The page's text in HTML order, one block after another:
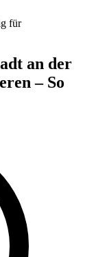
für
an der
– So